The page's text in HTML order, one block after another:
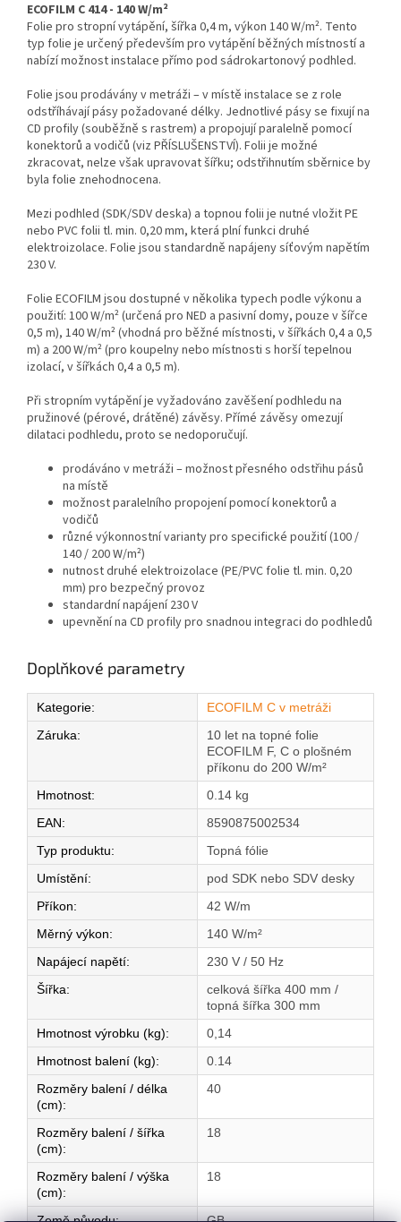
ECOFILM C 414 - 140 W/m²
Folie pro stropní vytápění, šířka 0,4 m, výkon 140 W/m². Tento
typ folie je určený především pro vytápění běžných místností a
nabízí možnost instalace přímo pod sádrokartonový podhled.
Folie jsou prodávány v metráži – v místě instalace se z role
odstříhávají pásy požadované délky. Jednotlivé pásy se fixují na
CD profily (souběžně s rastrem) a propojují paralelně pomocí
konektorů a vodičů (viz PŘÍSLUŠENSTVÍ). Folii je možné
zkracovat, nelze však upravovat šířku; odstřihnutím sběrnice by
byla folie znehodnocena.
Mezi podhled (SDK/SDV deska) a topnou folii je nutné vložit PE
nebo PVC folii tl. min. 0,20 mm, která plní funkci druhé
elektroizolace. Folie jsou standardně napájeny síťovým napětím
230 V.
Folie ECOFILM jsou dostupné v několika typech podle výkonu a
použití: 100 W/m² (určená pro NED a pasivní domy, pouze v šířce
0,5 m), 140 W/m² (vhodná pro běžné místnosti, v šířkách 0,4 a 0,5
m) a 200 W/m² (pro koupelny nebo místnosti s horší tepelnou
izolací, v šířkách 0,4 a 0,5 m).
Při stropním vytápění je vyžadováno zavěšení podhledu na
pružinové (pérové, drátěné) závěsy. Přímé závěsy omezují
dilataci podhledu, proto se nedoporučují.
prodáváno v metráži – možnost přesného odstřihu pásů
na místě
možnost paralelního propojení pomocí konektorů a
vodičů
různé výkonnostní varianty pro specifické použití (100 /
140 / 200 W/m²)
nutnost druhé elektroizolace (PE/PVC folie tl. min. 0,20
mm) pro bezpečný provoz
standardní napájení 230 V
upevnění na CD profily pro snadnou integraci do podhledů
Doplňkové parametry
Kategorie:
ECOFILM C v metráži
Záruka:
10 let na topné folie
ECOFILM F, C o plošném
příkonu do 200 W/m²
Hmotnost:
0.14 kg
EAN:
8590875002534
Typ produktu:
Topná fólie
Umístění:
pod SDK nebo SDV desky
Příkon:
42 W/m
Měrný výkon:
140 W/m²
Napájecí napětí:
230 V / 50 Hz
Šířka:
celková šířka 400 mm /
topná šířka 300 mm
Hmotnost výrobku (kg):
0,14
Hmotnost balení (kg):
0.14
Rozměry balení / délka
(cm):
40
Rozměry balení / šířka
(cm):
18
Rozměry balení / výška
(cm):
18